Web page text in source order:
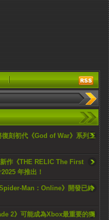
復刻初代《God of War》系列三
作《THE RELIC The First
年推出！
Man：Online》開發已終
2》可能成為Xbox最重要的獨